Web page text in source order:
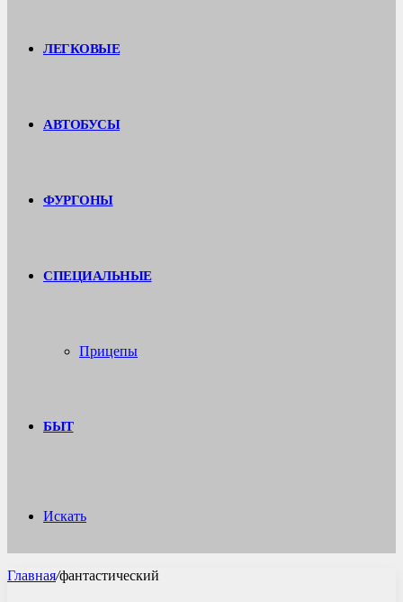
ЛЕГКОВЫЕ
АВТОБУСЫ
ФУРГОНЫ
СПЕЦИАЛЬНЫЕ
Прицепы
БЫТ
Искать
Главная/фантастический